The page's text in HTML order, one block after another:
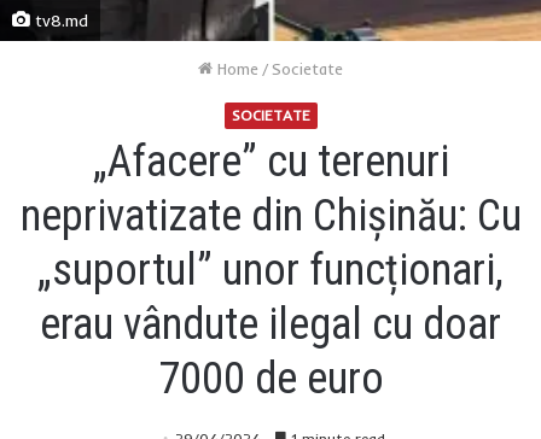
tv8.md
Home / Societate
SOCIETATE
„Afacere” cu terenuri
neprivatizate din Chișinău: Cu
„suportul” unor funcționari,
erau vândute ilegal cu doar
7000 de euro